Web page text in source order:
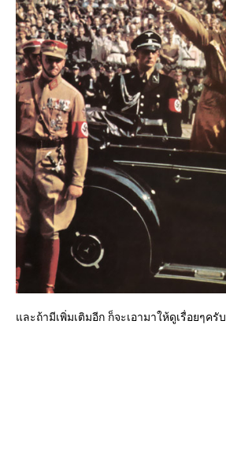
ละถ้ามีเพิ่มเติมอีก ก็จะเอามาให้ดูเรื่อยๆครับ